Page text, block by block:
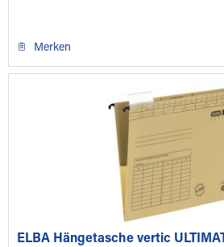
Merken
ELBA Hängetasche vertic